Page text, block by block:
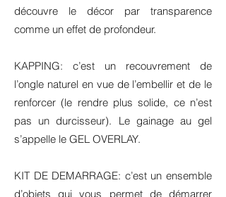
découvre le décor par transparence
comme un effet de profondeur.
KAPPING: c’est un recouvrement de
l’ongle naturel en vue de l’embellir et de le
renforcer (le rendre plus solide, ce n’est
pas un durcisseur). Le gainage au gel
s’appelle le GEL OVERLAY.
KIT DE DEMARRAGE: c’est un ensemble
d’objets qui vous permet de démarrer